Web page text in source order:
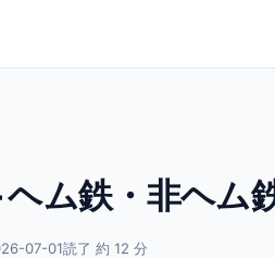
ム鉄・非ヘム
07-01読了 約 12 分